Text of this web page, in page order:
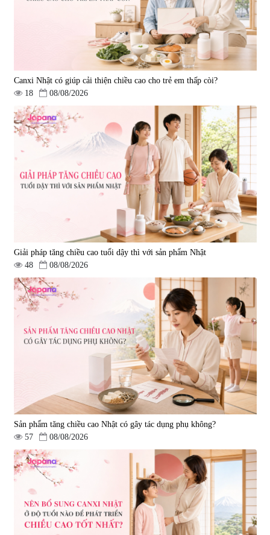
Viên uống hỗ trợ giấc ngủ Fujina
Sleepy Nhật Bản 80 viên
580.000 đ
điều trị đột quỵ Biken Kinase
Gold 60 viên
0
1.570.000 đ
Canxi Nhật có giúp cải thiện chiều cao cho trẻ em thấp còi?
18
08/08/2026
Giải pháp tăng chiều cao tuổi dậy thì với sản phẩm Nhật
48
08/08/2026
Sản phẩm tăng chiều cao Nhật có gây tác dụng phụ không?
57
08/08/2026